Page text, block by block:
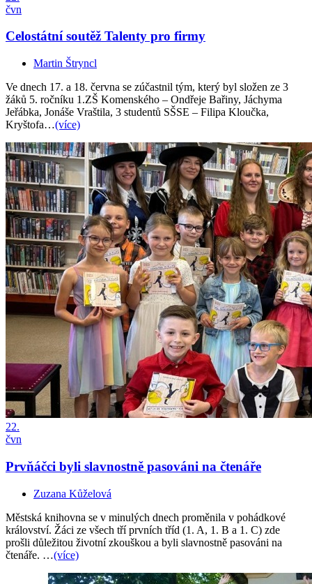
čvn
Celostátní soutěž Talenty pro firmy
Martin Štryncl
Ve dnech 17. a 18. června se zúčastnil tým, který byl složen ze 3
žáků 5. ročníku 1.ZŠ Komenského – Ondřeje Bařiny, Jáchyma
Jeřábka, Jonáše Vraštila, 3 studentů SŠSE – Filipa Kloučka,
Kryštofa…(více)
22.
čvn
Prvňáčci byli slavnostně pasováni na čtenáře
Zuzana Kůželová
Městská knihovna se v minulých dnech proměnila v pohádkové
království. Žáci ze všech tří prvních tříd (1. A, 1. B a 1. C) zde
prošli důležitou životní zkouškou a byli slavnostně pasováni na
čtenáře. …(více)